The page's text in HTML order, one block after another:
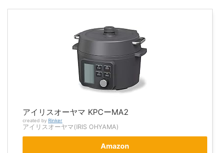
アイリスオーヤマ KPCーMA2
created by Rinker
アイリスオーヤマ(IRIS OHYAMA)
Amazon